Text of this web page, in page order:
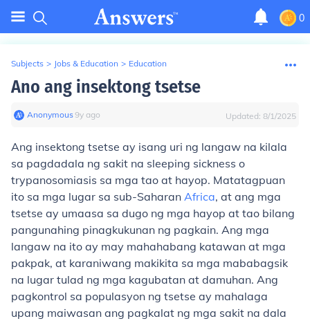
0
Subjects > Jobs & Education > Education
Ano ang insektong tsetse
Anonymous∙9y ago Updated: 8/1/2025
Ang insektong tsetse ay isang uri ng langaw na kilala
sa pagdadala ng sakit na sleeping sickness o
trypanosomiasis sa mga tao at hayop. Matatagpuan
ito sa mga lugar sa sub-Saharan Africa, at ang mga
tsetse ay umaasa sa dugo ng mga hayop at tao bilang
pangunahing pinagkukunan ng pagkain. Ang mga
langaw na ito ay may mahahabang katawan at mga
pakpak, at karaniwang makikita sa mga mababagsik
na lugar tulad ng mga kagubatan at damuhan. Ang
pagkontrol sa populasyon ng tsetse ay mahalaga
upang maiwasan ang pagkalat ng mga sakit na dala